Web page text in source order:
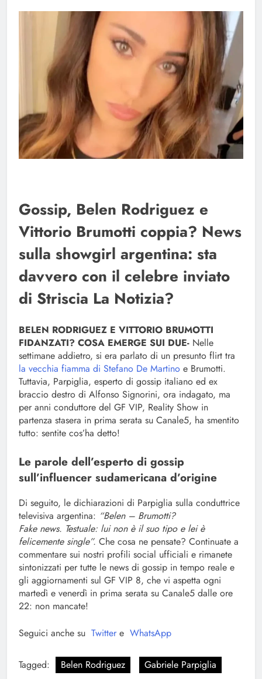
Gossip, Belen Rodriguez e
Vittorio Brumotti coppia? News
sulla showgirl argentina: sta
davvero con il celebre inviato
di Striscia La Notizia?
BELEN RODRIGUEZ E VITTORIO BRUMOTTI
FIDANZATI? COSA EMERGE SUI DUE- Nelle
settimane addietro, si era parlato di un presunto flirt tra
la vecchia fiamma di Stefano De Martino e Brumotti.
Tuttavia, Parpiglia, esperto di gossip italiano ed ex
braccio destro di Alfonso Signorini, ora indagato, ma
per anni conduttore del GF VIP, Reality Show in
partenza stasera in prima serata su Canale5, ha smentito
tutto: sentite cos’ha detto!
Le parole dell’esperto di gossip
sull’influencer sudamericana d’origine
Di seguito, le dichiarazioni di Parpiglia sulla conduttrice
televisiva argentina: “Belen – Brumotti?
Fake news. Testuale: lui non è il suo tipo e lei è
felicemente single”. Che cosa ne pensate? Continuate a
commentare sui nostri profili social ufficiali e rimanete
sintonizzati per tutte le news di gossip in tempo reale e
gli aggiornamenti sul GF VIP 8, che vi aspetta ogni
martedì e venerdì in prima serata su Canale5 dalle ore
22: non mancate!
Seguici anche su Twitter e WhatsApp
Tagged: Belen Rodriguez Gabriele Parpiglia